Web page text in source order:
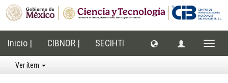
Inicio | CIBNOR | SECIHTI
Ver ítem